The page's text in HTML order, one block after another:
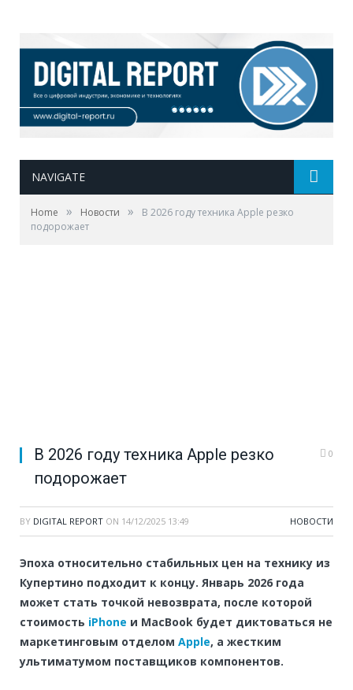
NAVIGATE
Home » Новости »
В 2026 году техника Apple резко
подорожает
В 2026 году техника Apple резко
подорожает
0
BY DIGITAL REPORT ON 14/12/2025 13:49 НОВОСТИ
Эпоха относительно стабильных цен на технику из
Купертино подходит к концу. Январь 2026 года
может стать точкой невозврата, после которой
стоимость iPhone и MacBook будет диктоваться не
маркетинговым отделом Apple, а жестким
ультиматумом поставщиков компонентов.